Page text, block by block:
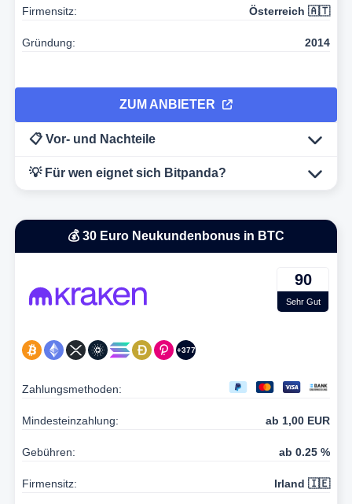
Firmensitz: Österreich 🇦🇹
Gründung: 2014
ZUM ANBIETER
📋 Vor- und Nachteile
💡 Für wen eignet sich Bitpanda?
💰 30 Euro Neukundenbonus in BTC
90
Sehr Gut
+377
Zahlungsmethoden:
Mindesteinzahlung: ab 1,00 EUR
Gebühren: ab 0.25 %
Firmensitz: Irland 🇮🇪